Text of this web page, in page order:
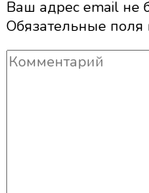
Ваш адрес email не
Обязательные
Комментарий